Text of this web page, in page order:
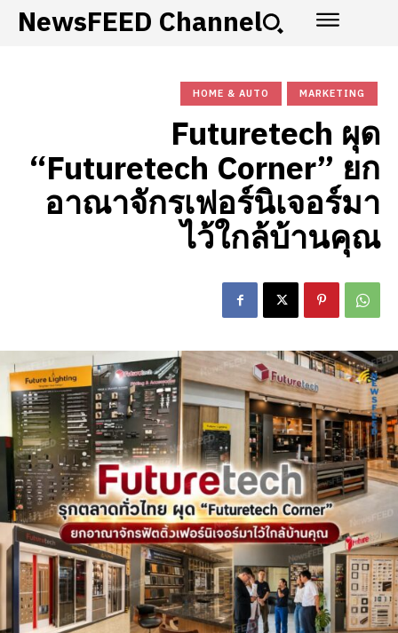
NewsFEED Channel
HOME & AUTO MARKETING
Futuretech ผุด
“Futuretech Corner” ยก
อาณาจักรเฟอร์นิเจอร์มา
ไว้ใกล้บ้านคุณ